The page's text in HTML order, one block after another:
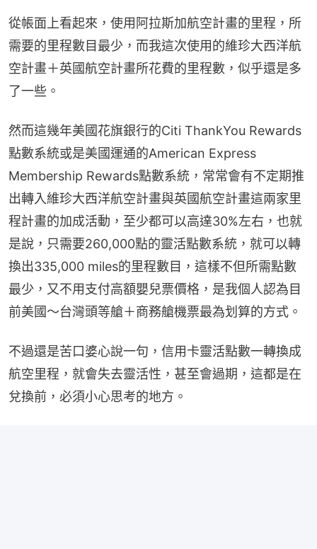
從帳面上看起來，使用阿拉斯加航空計畫的里程，所
需要的里程數目最少，而我這次使用的維珍大西洋航
空計畫＋英國航空計畫所花費的里程數，似乎還是多
了一些。
然而這幾年美國花旗銀行的Citi ThankYou Rewards
點數系統或是美國運通的American Express
Membership Rewards點數系統，常常會有不定期推
出轉入維珍大西洋航空計畫與英國航空計畫這兩家里
程計畫的加成活動，至少都可以高達30%左右，也就
是說，只需要260,000點的靈活點數系統，就可以轉
換出335,000 miles的里程數目，這樣不但所需點數
最少，又不用支付高額嬰兒票價格，是我個人認為目
前美國～台灣頭等艙＋商務艙機票最為划算的方式。
不過還是苦口婆心說一句，信用卡靈活點數一轉換成
航空里程，就會失去靈活性，甚至會過期，這都是在
兌換前，必須小心思考的地方。